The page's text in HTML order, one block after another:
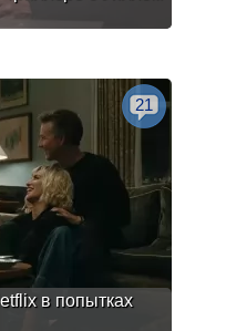
в попытках
21